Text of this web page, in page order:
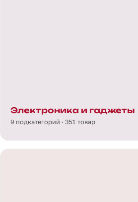
Электроника и гаджеты
9 подкатегорий · 351 товар